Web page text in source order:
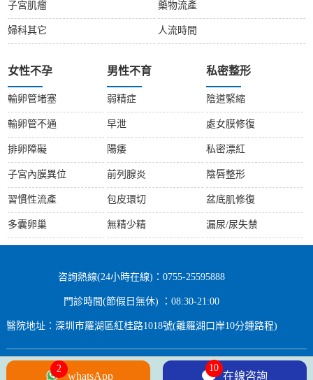
子宮肌瘤
婦科其它
藥物流產
人流時間
女性不孕
輸卵管堵塞
輸卵管不通
排卵障礙
子宮內膜異位
習慣性流產
多囊卵巢
男性不育
弱精症
早泄
陽痿
前列腺炎
包皮環切
無精少精
私密整形
陰道緊縮
處女膜修復
私密漂紅
陰唇整形
盆底肌修復
漏尿/尿失禁
咨詢熱線(24小時在線)：0755-25595888
門診時間(節假日無休) ：08:30-21:00
醫院地址：深圳市羅湖區紅桂路1018號(離羅湖口岸10分鍾路程)
Copyright © 2024 All rights Reserved.
2
whatsApp
10
在線咨詢